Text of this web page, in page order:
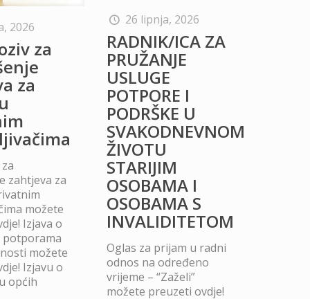
2026
za
za
zahtjeva za
možete
Izjava o
možete
Izjavu o
općih
26 lipnja, 2026
RADNIK/ICA ZA
PRUŽANJE
USLUGE
POTPORE I
PODRŠKE U
SVAKODNEVNOM
ŽIVOTU
STARIJIM
OSOBAMA I
OSOBAMA S
INVALIDITETOM
Oglas za prijam u radni
odnos na određeno
vrijeme – “Zaželi”
možete preuzeti ovdje!